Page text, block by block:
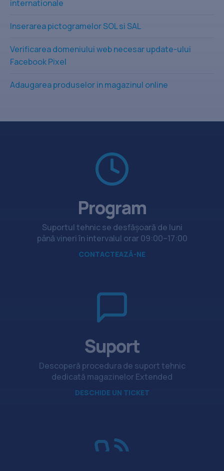
internationale
Inserarea pictogramelor SOL si SAL
Verificarea domeniului web necesar update-ului
Facebook Pixel
Adaugarea produselor in magazinul online
Program
Suportul tehnic se desfășoară de luni
până vineri în intervalul orar 09:00–17:00
CONTACTEAZĂ-NE
Suport
Descoperă procedura de suport tehnic
dedicată magazinelor Extended
DESCHIDE UN TICKET